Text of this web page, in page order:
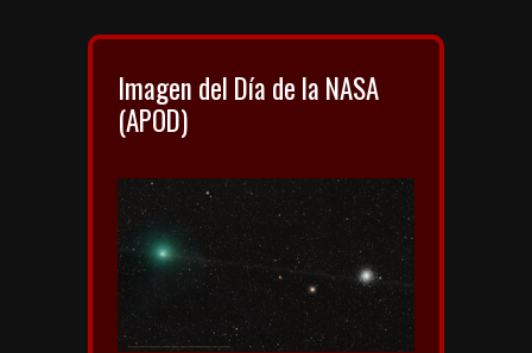
Imagen del Día de la NASA
(APOD)